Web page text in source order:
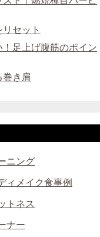
セット
足上げ腹筋のポイン
き肩
ニング
ィメイク食事例
トネス
ナー